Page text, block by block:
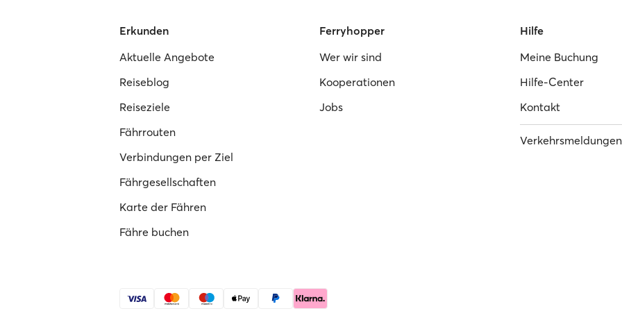
Erkunden
Aktuelle Angebote
Reiseblog
Reiseziele
Fährrouten
Verbindungen per Ziel
Fährgesellschaften
Karte der Fähren
Fähre buchen
Ferryhopper
Wer wir sind
Kooperationen
Jobs
Hilfe
Meine Buchung
Hilfe-Center
Kontakt
Verkehrsmeldungen